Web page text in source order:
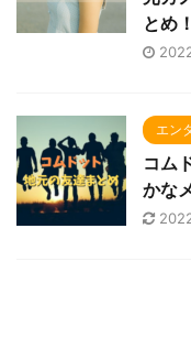
とめ！
エン
コム
かな